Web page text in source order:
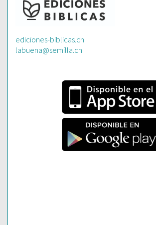
ediciones-biblicas.ch
labuena@semilla.ch